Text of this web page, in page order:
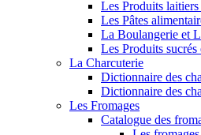
Les Produits
Les Pâtes
La Boulangerie et
Les Produits
La Charcuterie
Dictionnaire des
Dictionnaire des
Les Fromages
Catalogue des